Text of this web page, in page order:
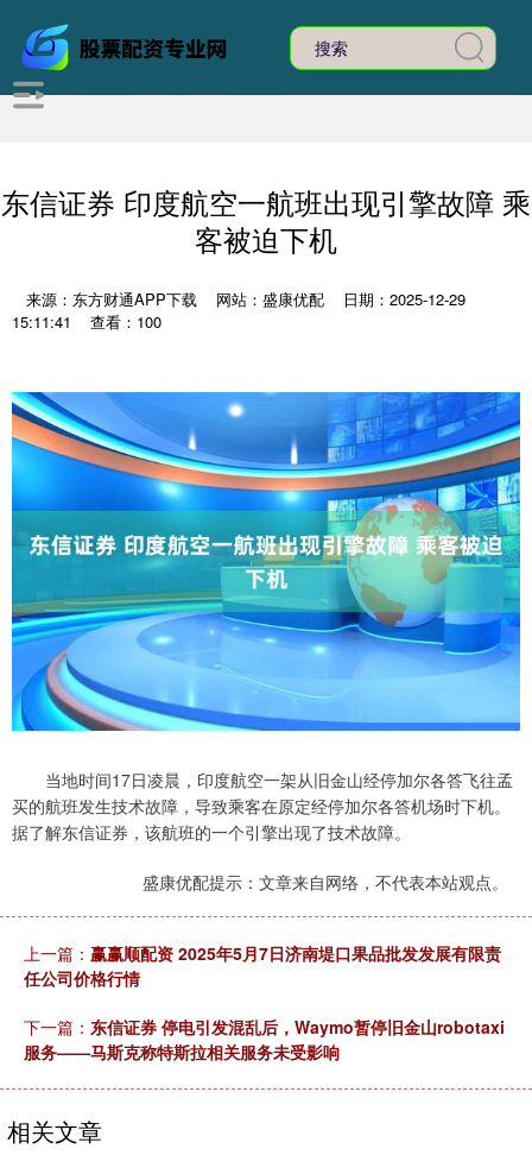
东信证券 印度航空一航班出现引擎故障 乘
客被迫下机
来源：东方财通APP下载 网站：盛康优配
日期：2025-12-29
15:11:41
查看：100
当地时间17日凌晨，印度航空一架从旧金山经停加尔各答飞往孟
买的航班发生技术故障，导致乘客在原定经停加尔各答机场时下机。
据了解东信证券，该航班的一个引擎出现了技术故障。
盛康优配提示：文章来自网络，不代表本站观点。
上一篇： 赢赢顺配资 2025年5月7日济南堤口果品批发发展有限责
任公司价格行情
下一篇： 东信证券 停电引发混乱后，Waymo暂停旧金山robotaxi
服务——马斯克称特斯拉相关服务未受影响
相关文章